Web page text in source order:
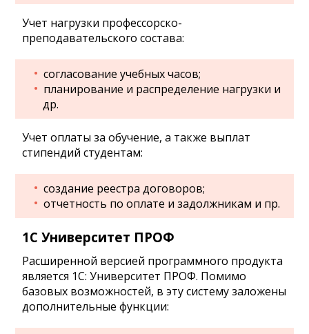
Учет нагрузки профессорско-
преподавательского состава:
согласование учебных часов;
планирование и распределение нагрузки и
др.
Учет оплаты за обучение, а также выплат
стипендий студентам:
создание реестра договоров;
отчетность по оплате и задолжникам и пр.
1С Университет ПРОФ
Расширенной версией программного продукта
является 1С: Университет ПРОФ. Помимо
базовых возможностей, в эту систему заложены
дополнительные функции: